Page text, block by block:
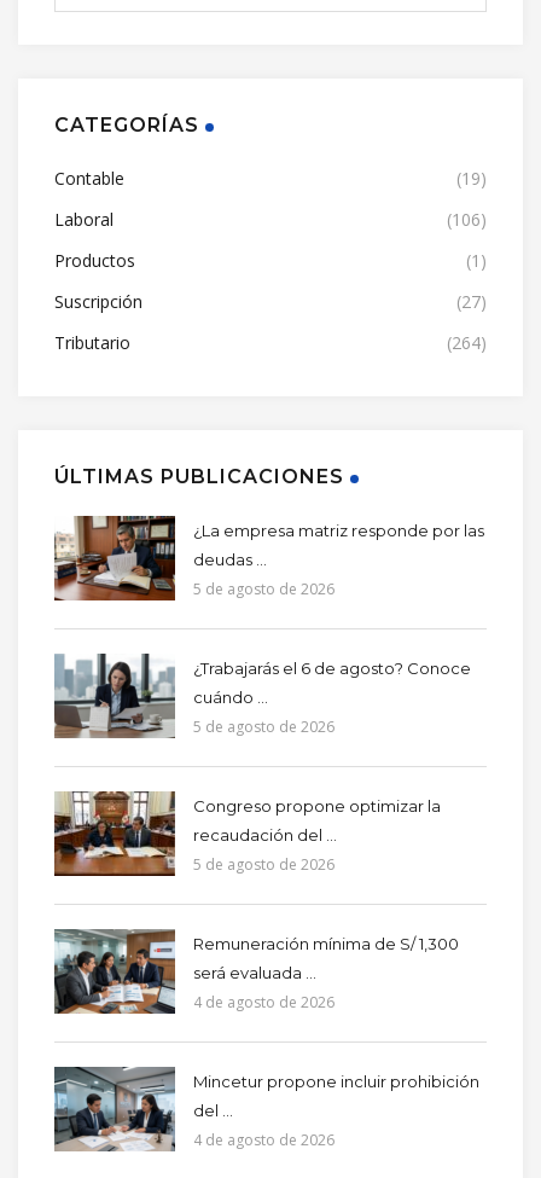
CATEGORÍAS
Contable
(19)
Laboral
(106)
Productos
(1)
Suscripción
(27)
Tributario
(264)
ÚLTIMAS PUBLICACIONES
¿La empresa matriz responde por las
deudas ...
5 de agosto de 2026
¿Trabajarás el 6 de agosto? Conoce
cuándo ...
5 de agosto de 2026
Congreso propone optimizar la
recaudación del ...
5 de agosto de 2026
Remuneración mínima de S/ 1,300
será evaluada ...
4 de agosto de 2026
Mincetur propone incluir prohibición
del ...
4 de agosto de 2026